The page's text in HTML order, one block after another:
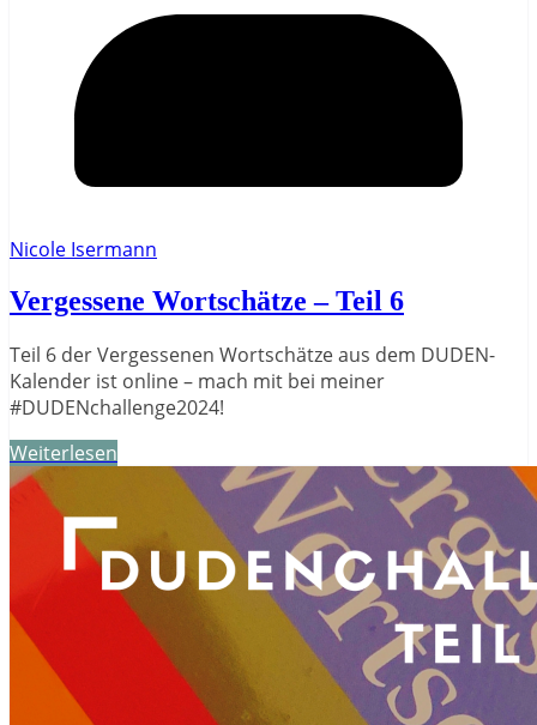
Nicole Isermann
Vergessene Wortschätze – Teil 6
Teil 6 der Vergessenen Wortschätze aus dem DUDEN-
Kalender ist online – mach mit bei meiner
#DUDENchallenge2024!
Weiterlesen